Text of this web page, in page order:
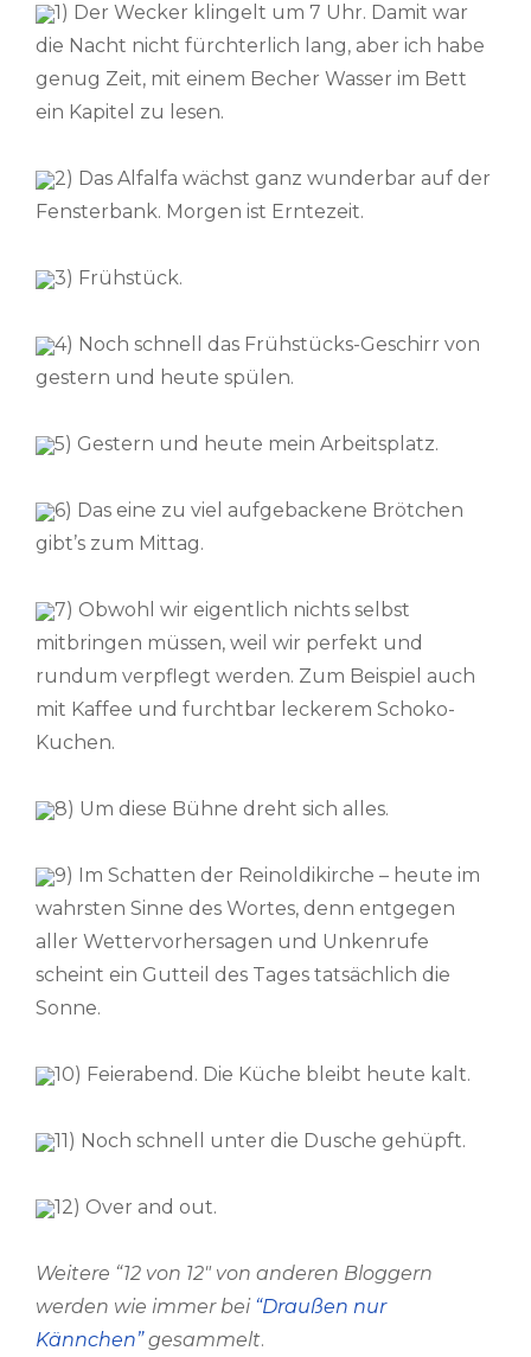
1) Der Wecker klingelt um 7 Uhr. Damit war
die Nacht nicht fürchterlich lang, aber ich habe
genug Zeit, mit einem Becher Wasser im Bett
ein Kapitel zu lesen.
2) Das Alfalfa wächst ganz wunderbar auf der
Fensterbank. Morgen ist Erntezeit.
3) Frühstück.
4) Noch schnell das Frühstücks-Geschirr von
gestern und heute spülen.
5) Gestern und heute mein Arbeitsplatz.
6) Das eine zu viel aufgebackene Brötchen
gibt’s zum Mittag.
7) Obwohl wir eigentlich nichts selbst
mitbringen müssen, weil wir perfekt und
rundum verpflegt werden. Zum Beispiel auch
mit Kaffee und furchtbar leckerem Schoko-
Kuchen.
8) Um diese Bühne dreht sich alles.
9) Im Schatten der Reinoldikirche – heute im
wahrsten Sinne des Wortes, denn entgegen
aller Wettervorhersagen und Unkenrufe
scheint ein Gutteil des Tages tatsächlich die
Sonne.
10) Feierabend. Die Küche bleibt heute kalt.
11) Noch schnell unter die Dusche gehüpft.
12) Over and out.
Weitere “12 von 12″ von anderen Bloggern
werden wie immer bei “Draußen nur
Kännchen” gesammelt.